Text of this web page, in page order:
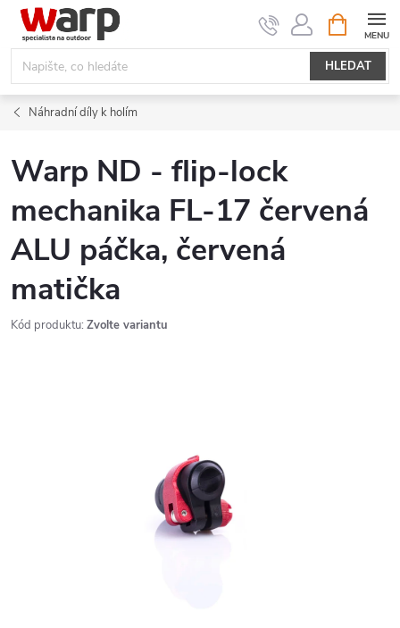
Přejít
obsah
HLEDAT
NÁKUPNÍ
KOŠÍK
Náhradní díly k holím
Warp ND - flip-lock
mechanika FL-17 červená
ALU páčka, červená
matička
Kód produktu: Zvolte variantu